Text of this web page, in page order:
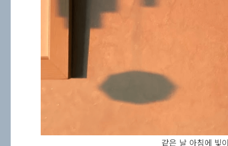
같은 날 아침에 빛